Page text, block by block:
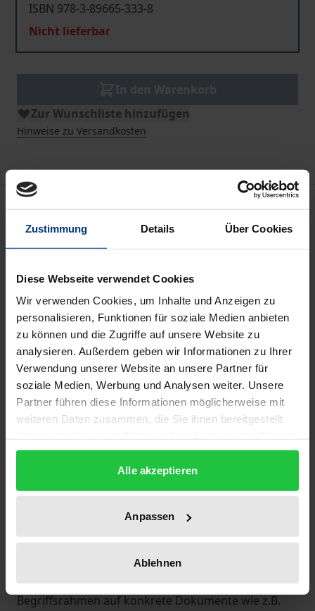
Zustimmung Details Über Cookies
Diese Webseite verwendet Cookies
Wir verwenden Cookies, um Inhalte und Anzeigen zu
personalisieren, Funktionen für soziale Medien anbieten
zu können und die Zugriffe auf unsere Website zu
analysieren. Außerdem geben wir Informationen zu Ihrer
Verwendung unserer Website an unsere Partner für
soziale Medien, Werbung und Analysen weiter. Unsere
Partner führen diese Informationen möglicherweise mit
weiteren Daten zusammen, die Sie ihnen bereitgestellt
gesammelt haben.
Alle akzeptieren
Anpassen
Ablehnen
ISBN 978-3-89665-333-8
Nicht lieferbar
Zur Wunschliste hinzufügen
Hinweise zu Versandkosten
Beschreibung
Der schwedische Philosoph Stig Kanger (1924-1988)
Mögliche-Welten-Semantik. Nur wenigen Fachleuten
ist jedoch bekannt, daß sich Stig Kanger neben
seinen Untersuchungen im Bereich der 'reinen
Logik' auch intensiv mit der praktischen Anwendung
der Logik im Bereich des Rechts beschäftigt hat. Die
innovativen Ideen, die Kanger auf diesem Gebiet
entwickelt hat, wurden erst vor kurzem durch das
Erscheinen seinerCollected Paperseinem größeren
Begriff eines Menschenrechts präzise und
vollständig wie nie zuvor erfaßt wird.
In einer Reihe von Untersuchungen wurde dieser
Begriffsrahmen auf konkrete Dokumente wie z.B.